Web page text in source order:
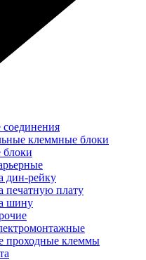
клеммные блоки
дин-рейку
печатную плату
шину
проходные клеммы